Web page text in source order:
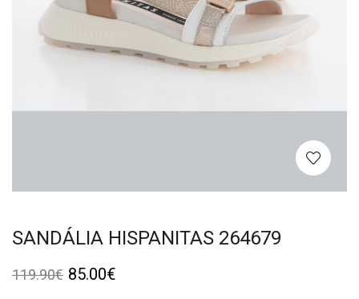
SANDÁLIA HISPANITAS 264679
119.90€ 85.00€